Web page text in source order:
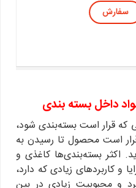
داخل بسته بندی
که قرار است بسته‌بندی شود،
است محصول تا رسیدن به
اکثر بسته‌بندی‌ها کاغذی و
و کاربردهای زیادی که دارد،
و محبوبیت زیادی در بین